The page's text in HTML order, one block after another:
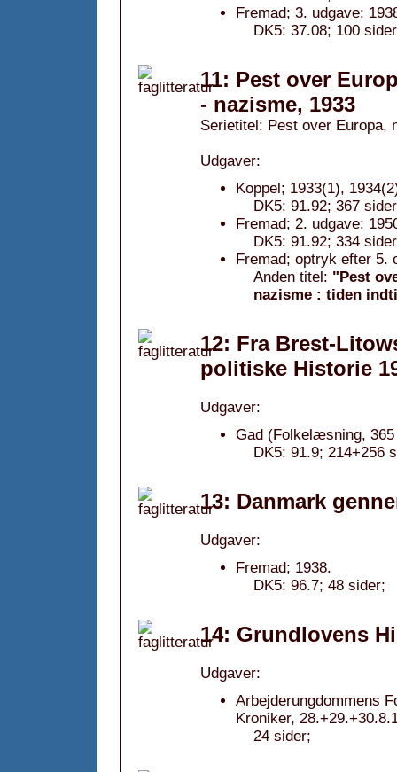
Fremad; 3. udgave;
DK5: 37.08; 100
11: Pest over
- nazisme, 1933
Serietitel: Pest over Europa,
Udgaver:
Koppel; 1933(1),
DK5: 91.92; 367
Fremad; 2. udgave;
DK5: 91.92; 334
Fremad; optryk efter 5.
Anden titel: "Pest
nazisme : tiden
12: Fra Brest-
politiske Historie
Udgaver:
Gad (Folkelæsning,
DK5: 91.9; 214+256
13: Danmark
Udgaver:
Fremad; 1938.
DK5: 96.7; 48 sider;
14: Grundlovens
Udgaver:
Arbejderungdommens
Kroniker,
24 sider;